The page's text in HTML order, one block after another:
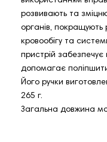
розвивають та
органів, покращують
кровообігу та
пристрій
допомагає поліпшити
Його ручки
265 г.
Загальна довжина